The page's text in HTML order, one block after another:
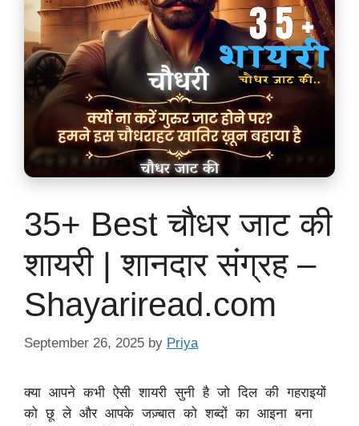
35+ Best चौधर जाट की
शायरी | शानदार संग्रह –
Shayariread.com
September 26, 2025 by Priya
क्या आपने कभी ऐसी शायरी सुनी है जो दिल की गहराइयों
को छू ले और आपके जज़्बात को शब्दों का आइना बना